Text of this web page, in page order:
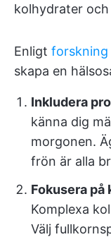
kolhydrater
Enligt forskning
skapa en
Inkludera
känna dig
morgonen.
frön är alla
Fokusera
Komplexa
Välj